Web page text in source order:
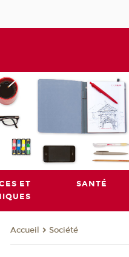
ET
SANTÉ
Accueil Société